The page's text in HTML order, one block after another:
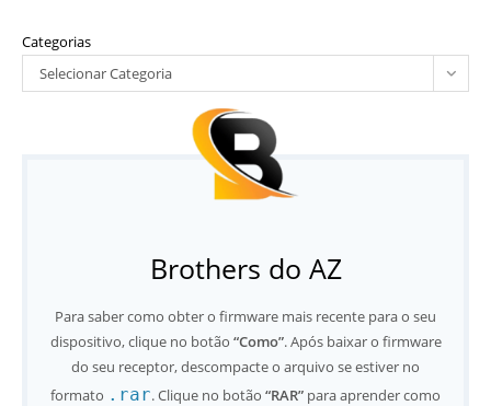
Categorias
Selecionar Categoria
Brothers do AZ
Para saber como obter o firmware mais recente para o seu
dispositivo, clique no botão “Como”. Após baixar o firmware
do seu receptor, descompacte o arquivo se estiver no
formato .rar. Clique no botão “RAR” para aprender como